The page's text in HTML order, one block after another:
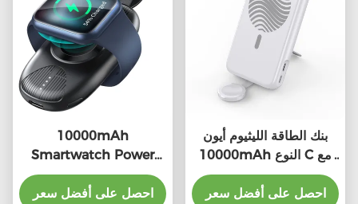
10000mAh
Smartwatch Power
Bank خفيفة الوزن مع
احصل على أفضل سعر
بنك الطاقة الليثيوم أيون
10000mAh النوع C مع
التوافق العالمي
احصل على أفضل سعر